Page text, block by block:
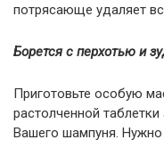
потрясающе удаляет
Борется с перхотью и
Приготовьте особую
растолченной
Вашего шампуня. Нужно